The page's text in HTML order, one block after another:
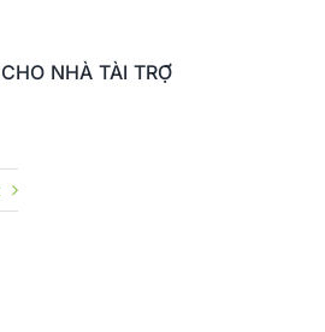
NHÀ TÀI TRỢ